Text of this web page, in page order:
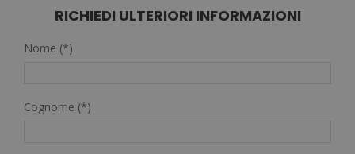
2.380,00€.595,00€.
RICHIEDI ULTERIORI INFORMAZIONI
Nome (*)
Cognome (*)